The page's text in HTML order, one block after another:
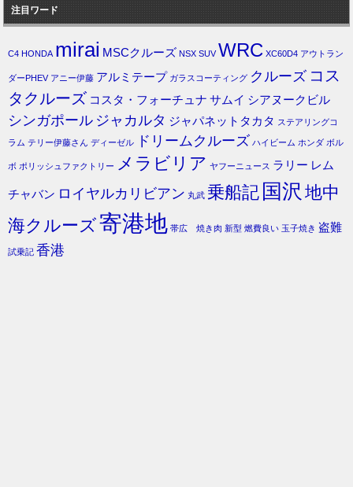
注目ワード
C4 HONDA mirai MSCクルーズ NSX SUV WRC XC60D4 アウトラン
ダーPHEV アニー伊藤 アルミテープ ガラスコーティング クルーズ コス
タクルーズ コスタ・フォーチュナ サムイ シアヌークビル
シンガポール ジャカルタ ジャパネットタカタ ステアリングコ
ラム テリー伊藤さん ディーゼル ドリームクルーズ ハイビーム ホンダ ボル
ボ ポリッシュファクトリー メラビリア ヤフーニュース ラリー レム
チャバン ロイヤルカリビアン 丸武 乗船記 国沢 地中
海クルーズ寄港地 帯広 焼き肉 新型 燃費良い 玉子焼き 盗難
試乗記 香港